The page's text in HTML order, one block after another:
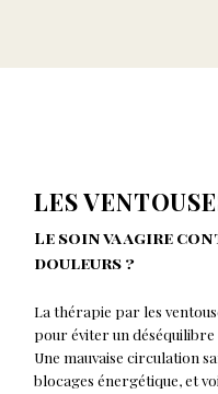
LES
Le soin va agire
douleurs ?
La thérapie par les
pour éviter un déséquilibre
Une mauvaise circulation
blocages énergétique, et